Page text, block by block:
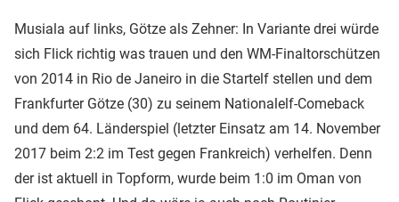
Musiala auf links, Götze als Zehner: In Variante drei würde
sich Flick richtig was trauen und den WM-Finaltorschützen
von 2014 in Rio de Janeiro in die Startelf stellen und dem
Frankfurter Götze (30) zu seinem Nationalelf-Comeback
und dem 64. Länderspiel (letzter Einsatz am 14. November
2017 beim 2:2 im Test gegen Frankreich) verhelfen. Denn
der ist aktuell in Topform, wurde beim 1:0 im Oman von